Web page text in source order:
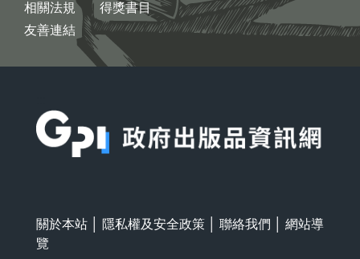
相關法規
友善連結
得獎書目
關於本站 隱私權及安全政策 聯絡我們
網站導
覽